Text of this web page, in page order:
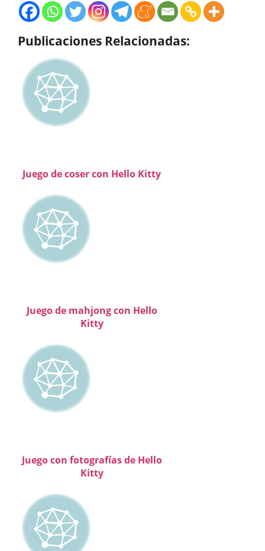
Publicaciones Relacionadas:
Juego de coser con Hello Kitty
Juego de mahjong con Hello
Kitty
Juego con fotografías de Hello
Kitty